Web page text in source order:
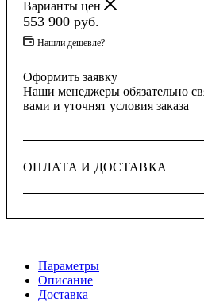
Варианты цен
553 900 руб.
Нашли дешевле?
Оформить заявку
Наши менеджеры обязательно
вами и уточнят условия заказа
ОПЛАТА И ДОСТАВКА
Параметры
Описание
Доставка